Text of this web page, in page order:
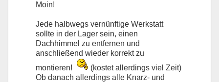
Moin!
Jede halbwegs vernünftige Werkstatt
sollte in der Lager sein, einen
Dachhimmel zu entfernen und
anschließend wieder korrekt zu
montieren!
(kostet allerdings viel Zeit)
Ob danach allerdings alle Knarz- und